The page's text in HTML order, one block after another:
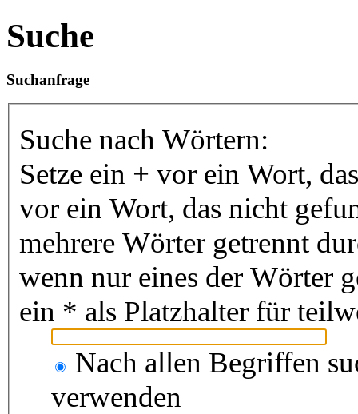
Suche
Suchanfrage
Suche nach Wörtern:
Setze ein + vor ein Wort,
vor ein Wort, das nicht
mehrere Wörter getrennt
wenn nur eines der Wörter
ein * als Platzhalter für
Nach allen Begriffen
verwenden